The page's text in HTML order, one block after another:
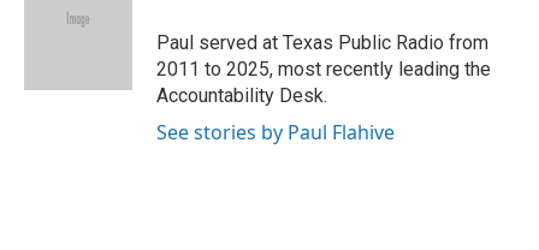
e
Paul served at Texas Public Radio from
2011 to 2025, most recently leading the
Accountability Desk.
See stories by Paul Flahive